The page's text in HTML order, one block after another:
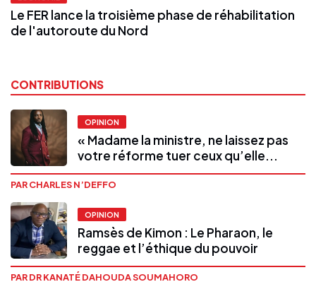
Le FER lance la troisième phase de réhabilitation
de l'autoroute du Nord
CONTRIBUTIONS
OPINION
« Madame la ministre, ne laissez pas
votre réforme tuer ceux qu’elle...
PAR CHARLES N’DEFFO
OPINION
Ramsès de Kimon : Le Pharaon, le
reggae et l’éthique du pouvoir
PAR DR KANATÉ DAHOUDA SOUMAHORO